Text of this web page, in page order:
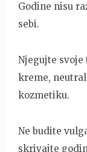
Godine nisu
sebi.
Njegujte
kreme,
kozmetiku.
Ne budite
skrivajte